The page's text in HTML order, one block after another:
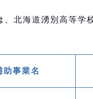
、北海道湧別高等学
助事業名